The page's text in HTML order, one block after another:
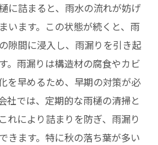
に詰まると、雨水の流れが妨げ
います。この状態が続くと、雨
隙間に浸入し、雨漏りを引き起
。雨漏りは構造材の腐食やカビ
を早めるため、早期の対策が必
社では、定期的な雨樋の清掃と
れにより詰まりを防ぎ、雨漏り
きます。特に秋の落ち葉が多い